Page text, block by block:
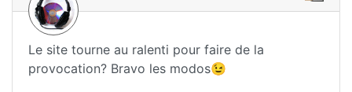
Le site tourne au ralenti pour faire de la
provocation? Bravo les modos😉